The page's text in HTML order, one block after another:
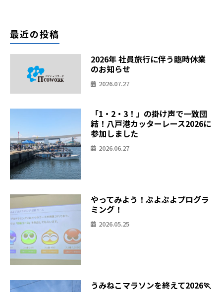
最近の投稿
2026年 社員旅行に伴う臨時休業
のお知らせ
2026.07.27
「1・2・3！」の掛け声で一致団
結！八戸港カッターレース2026に
参加しました
2026.06.27
やってみよう！ぷよぷよプログラ
ミング！
2026.05.25
うみねこマラソンを終えて2026🏃